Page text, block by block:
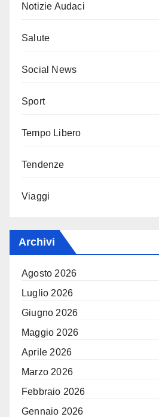
Notizie Audaci
Salute
Social News
Sport
Tempo Libero
Tendenze
Viaggi
Archivi
Agosto 2026
Luglio 2026
Giugno 2026
Maggio 2026
Aprile 2026
Marzo 2026
Febbraio 2026
Gennaio 2026